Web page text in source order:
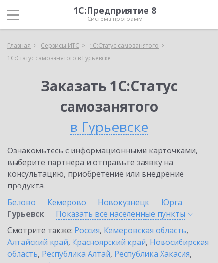
1С:Предприятие 8
Система программ
Главная Сервисы ИТС
1С:Статус самозанятого
1С:Статус самозанятого в Гурьевске
Заказать 1С:Статус
самозанятого
в Гурьевске
Ознакомьтесь с информационными карточками,
выберите партнёра и отправьте заявку на
консультацию, приобретение или внедрение
продукта.
Белово
Кемерово Новокузнецк
Юрга
Гурьевск
Показать все населенные пункты
Смотрите также: Россия, Кемеровская область,
Алтайский край, Красноярский край, Новосибирская
область, Республика Алтай, Республика Хакасия,